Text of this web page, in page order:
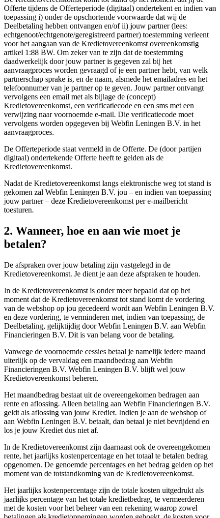
Offerte tijdens de Offerteperiode (digitaal) ondertekent en indien van
toepassing i) onder de opschortende voorwaarde dat wij de
Deelbetaling hebben ontvangen en/of ii) jouw partner (lees:
echtgenoot/echtgenote/geregistreerd partner) toestemming verleent
voor het aangaan van de Kredietovereenkomst overeenkomstig
artikel 1:88 BW. Om zeker van te zijn dat de toestemming
daadwerkelijk door jouw partner is gegeven zal bij het
aanvraagproces worden gevraagd of je een partner hebt, van welk
partnerschap sprake is, en de naam, alsmede het emailadres en het
telefoonnumer van je partner op te geven. Jouw partner ontvangt
vervolgens een email met als bijlage de (concept)
Kredietovereenkomst, een verificatiecode en een sms met een
verwijzing naar voornoemde e-mail. Die verificatiecode moet
vervolgens worden opgegeven bij Webfin Leningen B.V. in het
aanvraagproces.
De Offerteperiode staat vermeld in de Offerte. De (door partijen
digitaal) ondertekende Offerte heeft te gelden als de
Kredietovereenkomst.
Nadat de Kredietovereenkomst langs elektronische weg tot stand is
gekomen zal Webfin Leningen B.V. jou – en indien van toepassing
jouw partner – deze Kredietovereenkomst per e-mailbericht
toesturen.
2. Wanneer, hoe en aan wie moet je
betalen?
De afspraken over jouw betaling zijn vastgelegd in de
Kredietovereenkomst. Je dient je aan deze afspraken te houden.
In de Kredietovereenkomst is onder meer bepaald dat op het
moment dat de Kredietovereenkomst tot stand komt de vordering
van de webshop op jou gecedeerd wordt aan Webfin Leningen B.V.
en deze vordering, te verminderen met, indien van toepassing, de
Deelbetaling, gelijktijdig door Webfin Leningen B.V. aan Webfin
Financieringen B.V. Dit is van belang voor de betaling.
Vanwege de voornoemde cessies betaal je namelijk iedere maand
uiterlijk op de vervaldag een maandbedrag aan Webfin
Financieringen B.V. Webfin Leningen B.V. blijft wel jouw
Kredietovereenkomst beheren.
Het maandbedrag bestaat uit de overeengekomen bedragen aan
rente en aflossing. Alleen betaling aan Webfin Financieringen B.V.
geldt als aflossing van jouw Krediet. Indien je aan de webshop of
aan Webfin Leningen B.V. betaalt, dan betaal je niet bevrijdend en
los je jouw Krediet dus niet af.
In de Kredietovereenkomst zijn daarnaast ook de overeengekomen
rente, het jaarlijks kostenpercentage en het totaal te betalen bedrag
opgenomen. De genoemde percentages en het bedrag gelden op het
moment van de totstandkoming van de Kredietovereenkomst.
Het jaarlijks kostenpercentage zijn de totale kosten uitgedrukt als
jaarlijks percentage van het totale kredietbedrag, te vermeerderen
met de kosten voor het beheer van een rekening waarop zowel